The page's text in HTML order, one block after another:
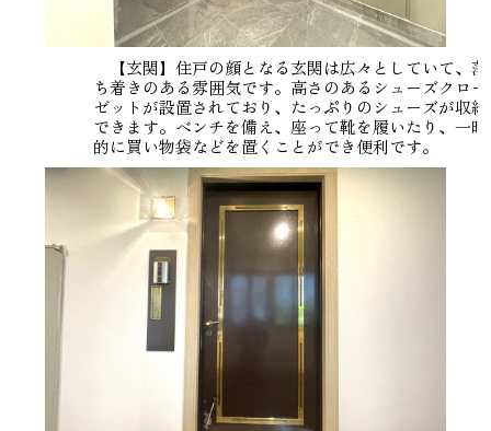
【玄関】住戸の顔となる玄関は広々としていて、落
ち着きのある雰囲気です。高さのあるシューズクロー
ゼットが設置されており、たっぷりのシューズが収納
できます。ベンチを備え、座って靴を履いたり、一時
的に買い物袋などを置くことができ便利です。